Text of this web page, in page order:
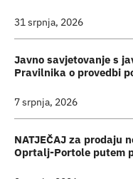
31 srpnja, 2026
Javno savjetovanje s
Pravilnika o provedbi
7 srpnja, 2026
NATJEČAJ za prodaju
Oprtalj-Portole putem